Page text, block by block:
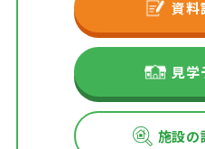
資料
見学
施設の